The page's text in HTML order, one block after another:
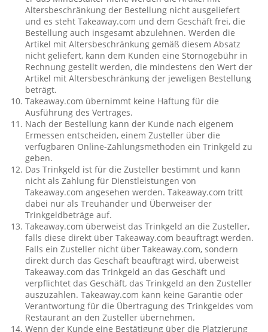
Altersbeschränkung der Bestellung nicht ausgeliefert
und es steht Takeaway.com und dem Geschäft frei, die
Bestellung auch insgesamt abzulehnen. Werden die
Artikel mit Altersbeschränkung gemäß diesem Absatz
nicht geliefert, kann dem Kunden eine Stornogebühr in
Rechnung gestellt werden, die mindestens den Wert der
Artikel mit Altersbeschränkung der jeweligen Bestellung
beträgt.
Takeaway.com übernimmt keine Haftung für die
Ausführung des Vertrages.
Nach der Bestellung kann der Kunde nach eigenem
Ermessen entscheiden, einem Zusteller über die
verfügbaren Online-Zahlungsmethoden ein Trinkgeld zu
geben.
Das Trinkgeld ist für die Zusteller bestimmt und kann
nicht als Zahlung für Dienstleistungen von
Takeaway.com angesehen werden. Takeaway.com tritt
dabei nur als Treuhänder und Überweiser der
Trinkgeldbeträge auf.
Takeaway.com überweist das Trinkgeld an die Zusteller,
falls diese direkt über Takeaway.com beauftragt werden.
Falls ein Zusteller nicht über Takeaway.com, sondern
direkt durch das Geschäft beauftragt wird, überweist
Takeaway.com das Trinkgeld an das Geschäft und
verpflichtet das Geschäft, das Trinkgeld an den Zusteller
auszuzahlen. Takeaway.com kann keine Garantie oder
Verantwortung für die Übertragung des Trinkgeldes vom
Restaurant an den Zusteller übernehmen.
Wenn der Kunde eine Bestätigung über die Platzierung